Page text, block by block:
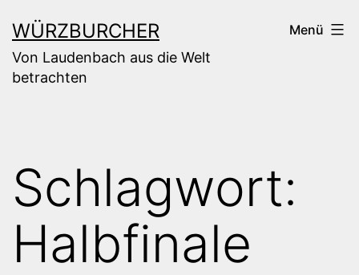
Inhalt
springen
WÜRZBURCHER
Von Laudenbach aus die Welt
betrachten
Menü
Schlagwort:
Halbfinale